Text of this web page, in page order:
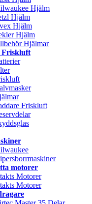
Hjälm
Hjälm
Hjälm
Hjälm
Hjälmar
Friskluft
Friskluft
motorer
Motorer
Motorer